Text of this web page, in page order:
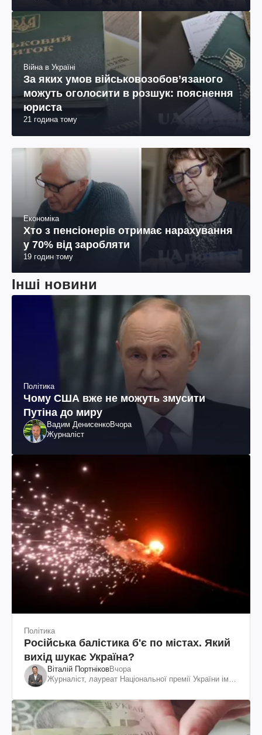
Війна в Україні
За яких умов військовозобов’язаного
можуть оголосити в розшук: пояснення
юриста
21 година тому
Економіка
Хто з пенсіонерів отримає нарахування
у 70% від заробляти
19 годин тому
Інші новини
Політика
Чому США вже не можуть змусити
Путіна до миру
Вадим ДенисенкоВчора
Журналіст
Політика
Російська балістика б'є по містах. Який
вихід шукає Україна?
Віталій ПортніковВчора
Журналіст, лауреат Національної премії України ім.